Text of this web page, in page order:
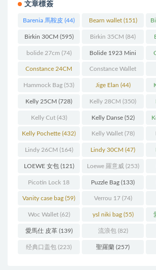
文章標簽
Barenia 馬鞍皮 (44) Bearn wallet(151)
Birkin 30CM (595) Birkin 35CM (84)
bolide 27cm (74) Bolide 1923 Mini
(93)
Constance 24CM
(216)
Constance Wallet
(60)
Hammock Bag (53) Jige Elan (44)
Kelly 25CM (728) Kelly 28CM (350)
Kelly Cut(43) Kelly Danse(52)
Kelly Pochette (432) Kelly Wallet(78)
Lindy 26CM (164) Lindy 30CM (47)
LOEWE 女包(121) Loewe 羅意威(253)
Picotin Lock 18
(202)
Puzzle Bag (133)
Vanity case bag (59) Verrou 17(74)
Woc Wallet(62) ysl niki bag(55)
愛馬仕 皮革(139) 流浪包(82)
经典口盖包 (223) 聖羅蘭 (257)